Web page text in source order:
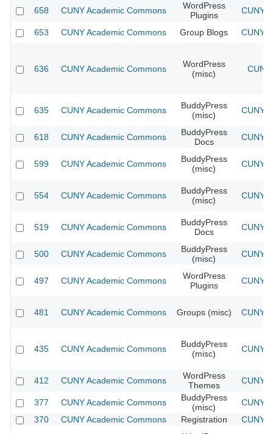
658 CUNY Academic Commons
WordPress
Plugins
CUNY
653 CUNY Academic Commons Group Blogs CUNY
636 CUNY Academic Commons
WordPress
(misc)
635 CUNY Academic Commons
BuddyPress
(misc)
CUNY
618 CUNY Academic Commons
BuddyPress
Docs
CUNY
599 CUNY Academic Commons
BuddyPress
(misc)
CUNY
554 CUNY Academic Commons
BuddyPress
(misc)
CUNY
519 CUNY Academic Commons
BuddyPress
Docs
CUNY
500 CUNY Academic Commons
BuddyPress
(misc)
CUNY
497 CUNY Academic Commons
WordPress
Plugins
CUNY
481 CUNY Academic Commons Groups (misc) CUNY
435 CUNY Academic Commons
BuddyPress
(misc)
CUNY
412 CUNY Academic Commons
WordPress
Themes
CUNY
377 CUNY Academic Commons
BuddyPress
(misc)
CUNY
370
CUNY Academic Commons Registration
CUNY